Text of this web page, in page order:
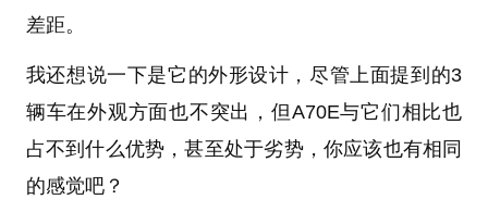
差距。
我还想说一下是它的外形设计，尽管上面提到的3
辆车在外观方面也不突出，但A70E与它们相比也
占不到什么优势，甚至处于劣势，你应该也有相同
的感觉吧？